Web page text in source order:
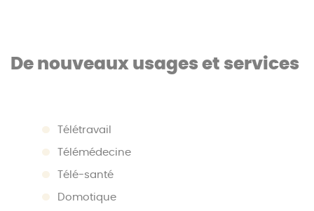
De nouveaux usages et services
Télétravail
Télémédecine
Télé-santé
Domotique